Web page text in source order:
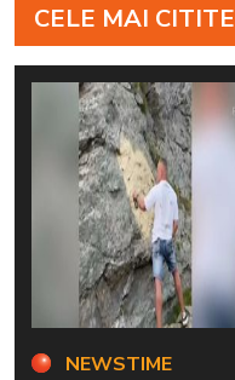
CELE MAI CITITE
NEWSTIME